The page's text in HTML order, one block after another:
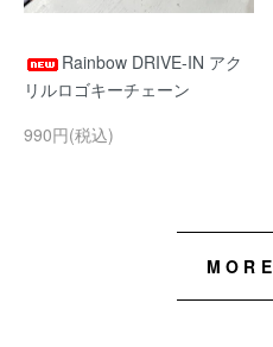
Rainbow DRIVE-IN アク
リルロゴキーチェーン
990円(税込)
MORE